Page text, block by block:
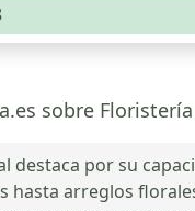
sobre
destaca por su
arreglos